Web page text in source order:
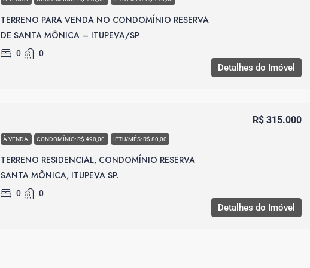
TERRENO PARA VENDA NO CONDOMÍNIO RESERVA
DE SANTA MÔNICA – ITUPEVA/SP
0 0
Detalhes do Imóvel
À VENDA CONDOMÍNIO: R$ 490,00 IPTU/MÊS: R$ 80,00
TERRENO RESIDENCIAL, CONDOMÍNIO RESERVA
SANTA MÔNICA, ITUPEVA SP.
R$ 315.000
0 0
Detalhes do Imóvel